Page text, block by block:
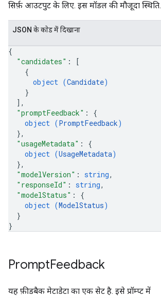
सिर्फ़ आउटपुट के लिए. इस मॉडल की मौजूदा स्थिति.
JSON के काेड में दिखाना
{
"candidates" :
[
{
object (Candidate)
}
] ,
"promptFeedback" : {
object (PromptFeedback)
},
"usageMetadata" : {
object (UsageMetadata)
},
"modelVersion" : string,
"responseId" : string,
"modelStatus" : {
object (ModelStatus)
}
}
PromptFeedback
यह फ़ीडबैक मेटाडेटा का एक सेट है. इसे प्रॉम्प्ट में